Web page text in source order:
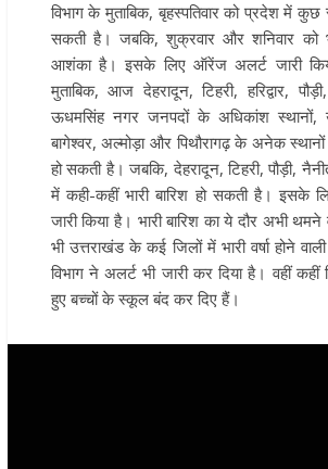
मुख्यमंत्री
बटालियन
संवाद कर
जानकारी
विभाग के मुताबिक, बृहस्पतिवार को प्रदेश में कुछ
सकती है। जबकि, शुक्रवार और शनिवार को
आशंका है। इसके लिए ऑरेंज अलर्ट जारी
मुताबिक, आज देहरादून, टिहरी, हरिद्वार,
ऊधमसिंह नगर जनपदों के अधिकांश स्थानों,
बागेश्वर, अल्मोड़ा और पिथौरागढ़ के अनेक
हो सकती है। जबकि, देहरादून, टिहरी, पौड़ी,
में कही-कहीं भारी बारिश हो सकती है। इसके
जारी किया है। भारी बारिश का ये दौर अभी
भी उत्तराखंड के कई जिलों में भारी वर्षा होने
विभाग ने अलर्ट भी जारी कर दिया है। वहीं
हुए बच्चों के स्कूल बंद कर दिए हैं।